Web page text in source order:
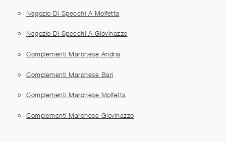
Negozio Di Specchi A Molfetta
Negozio Di Specchi A Giovinazzo
Complementi Maronese Andria
Complementi Maronese Bari
Complementi Maronese Molfetta
Complementi Maronese Giovinazzo